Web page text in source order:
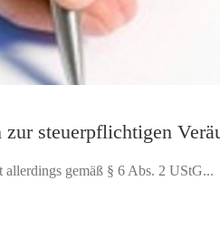
steuerpflichtigen
allerdings gemäß § 6 Abs. 2 UStG...